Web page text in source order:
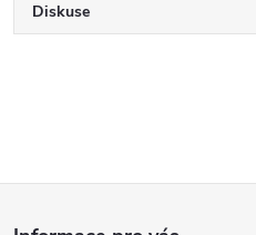
Diskuse